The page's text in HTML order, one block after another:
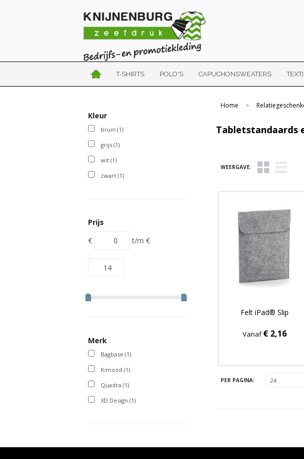
T-SHIRTS POLO'S CAPUCHONSWEATERS
Kleur
bruin (1)
grijs (1)
wit (1)
zwart (1)
Prijs
€
t/m €
Merk
Bagbase (1)
Kimood (1)
Quadra (1)
XD Design (1)
Home >
Tabletstandaards
WEERGAVE:
Felt iPad® Slip
Vanaf€ 2,16
PER PAGINA: